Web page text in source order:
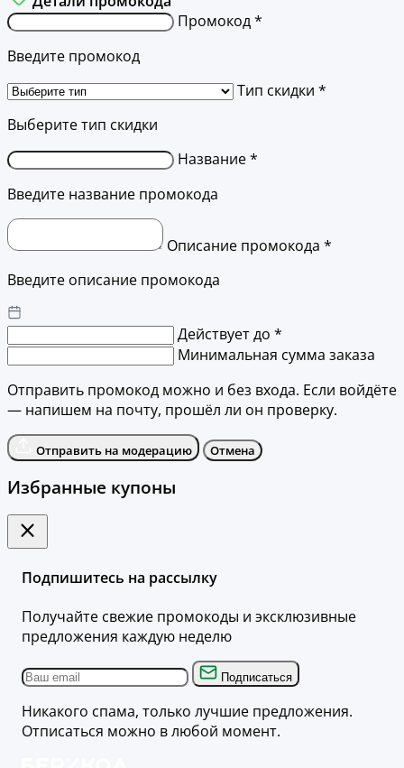
Промокод *
Введите промокод
Тип скидки *
Выберите тип скидки
Название *
Введите название промокода
Описание промокода *
Введите описание промокода
Действует до *
Минимальная сумма заказа
Отправить промокод можно и без входа. Если войдёте
— напишем на почту, прошёл ли он проверку.
Отправить на модерацию Отмена
Избранные купоны
Подпишитесь на рассылку
Получайте свежие промокоды и эксклюзивные
предложения каждую неделю
Подписаться
Никакого спама, только лучшие предложения.
Отписаться можно в любой момент.